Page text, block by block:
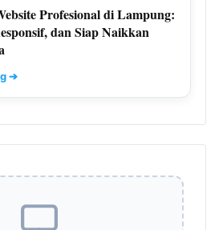
Profesional di Lampung:
dan Siap Naikkan
➔